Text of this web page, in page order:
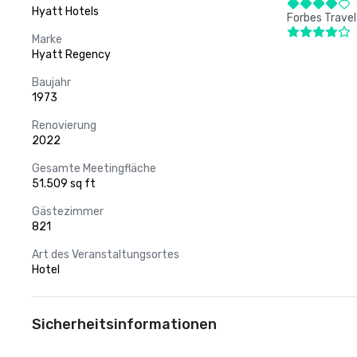
Hyatt Hotels
Marke
Hyatt Regency
Baujahr
1973
Renovierung
2022
Gesamte Meetingfläche
51.509 sq ft
Gästezimmer
821
Art des Veranstaltungsortes
Hotel
Forbes
Sicherheitsinformationen